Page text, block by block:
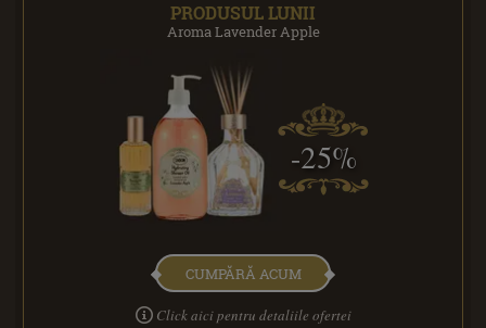
PRODUSUL LUNII
Aroma Lavender Apple
-25%
CUMPĂRĂ ACUM
Click aici pentru detaliile ofertei